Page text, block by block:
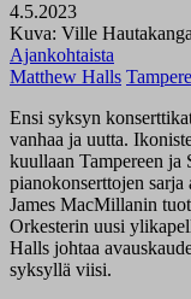
4.5.2023
Kuva: Ville
Ajankohtaista
Matthew Halls
Ensi syksyn
vanhaa ja uutta.
kuullaan Tampereen ja
pianokonserttojen sarja
James MacMillanin
Orkesterin uusi
Halls johtaa
syksyllä viisi.